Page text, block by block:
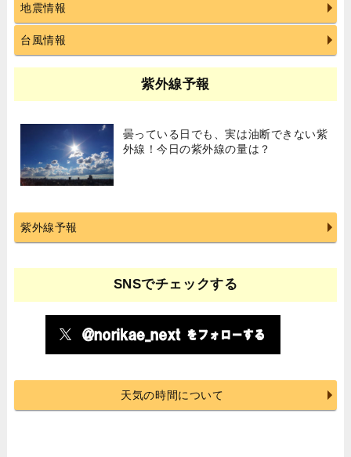
地震情報
台風情報
紫外線予報
曇っている日でも、実は油断できない紫
外線！今日の紫外線の量は？
紫外線予報
SNSでチェックする
天気の時間について